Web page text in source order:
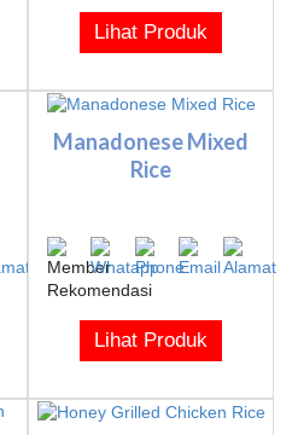
Lihat Produk
Manadonese Mixed
Rice
Lihat Produk